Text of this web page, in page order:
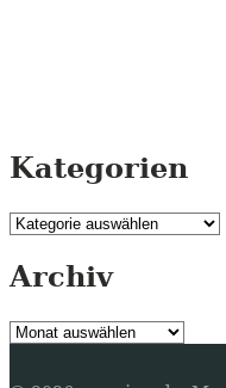
Kategorien
Kategorien
Archiv
Archiv